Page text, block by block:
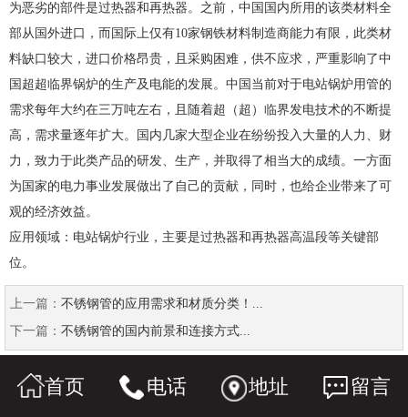
为恶劣的部件是过热器和再热器。之前，中国国内所用的该类材料全
部从国外进口，而国际上仅有10家钢铁材料制造商能力有限，此类材
料缺口较大，进口价格昂贵，且采购困难，供不应求，严重影响了中
国超超临界锅炉的生产及电能的发展。中国当前对于电站锅炉用管的
需求每年大约在三万吨左右，且随着超（超）临界发电技术的不断提
高，需求量逐年扩大。国内几家大型企业在纷纷投入大量的人力、财
力，致力于此类产品的研发、生产，并取得了相当大的成绩。一方面
为国家的电力事业发展做出了自己的贡献，同时，也给企业带来了可
观的经济效益。
应用领域：电站锅炉行业，主要是过热器和再热器高温段等关键部
位。
上一篇： 不锈钢管的应用需求和材质分类！...
下一篇： 不锈钢管的国内前景和连接方式...
首页 电话 地址 留言